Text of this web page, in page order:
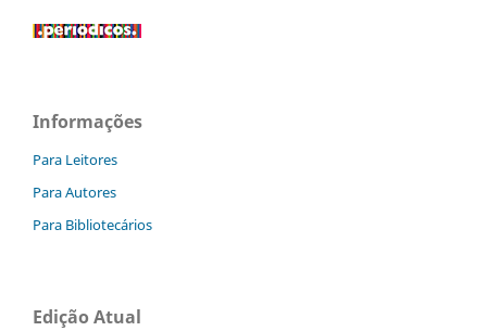
Informações
Para Leitores
Para Autores
Para Bibliotecários
Edição Atual